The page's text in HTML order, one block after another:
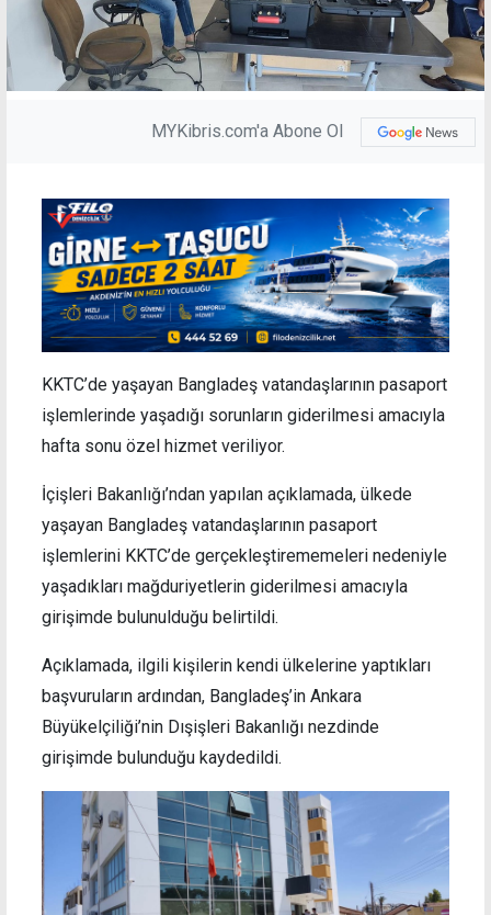
MYKibris.com'a Abone Ol
KKTC’de yaşayan Bangladeş vatandaşlarının pasaport
işlemlerinde yaşadığı sorunların giderilmesi amacıyla
hafta sonu özel hizmet veriliyor.
İçişleri Bakanlığı’ndan yapılan açıklamada, ülkede
yaşayan Bangladeş vatandaşlarının pasaport
işlemlerini KKTC’de gerçekleştirememeleri nedeniyle
yaşadıkları mağduriyetlerin giderilmesi amacıyla
girişimde bulunulduğu belirtildi.
Açıklamada, ilgili kişilerin kendi ülkelerine yaptıkları
başvuruların ardından, Bangladeş’in Ankara
Büyükelçiliği’nin Dışişleri Bakanlığı nezdinde
girişimde bulunduğu kaydedildi.